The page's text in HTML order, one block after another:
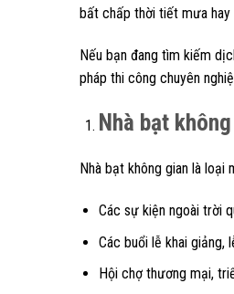
bất chấp thời tiết mưa hay
Nếu bạn đang tìm kiếm
pháp thi công chuyên
Nhà bạt
Nhà bạt không gian là
Các sự kiện ngoài trời
Các buổi lễ khai giảng,
Hội chợ thương mại,